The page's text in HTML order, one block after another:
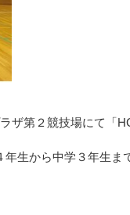
ザ第２競技場にて「
生から中学３年生ま